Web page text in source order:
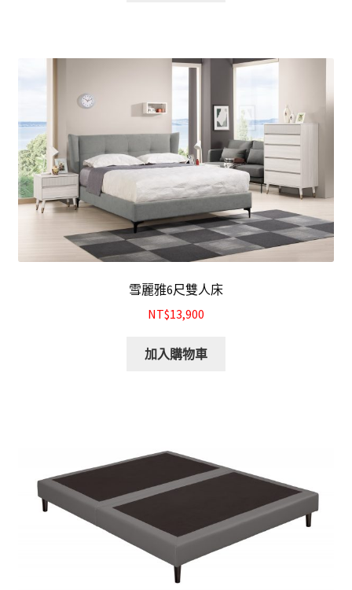
雪麗雅6尺雙人床
NT$13,900
加入購物車